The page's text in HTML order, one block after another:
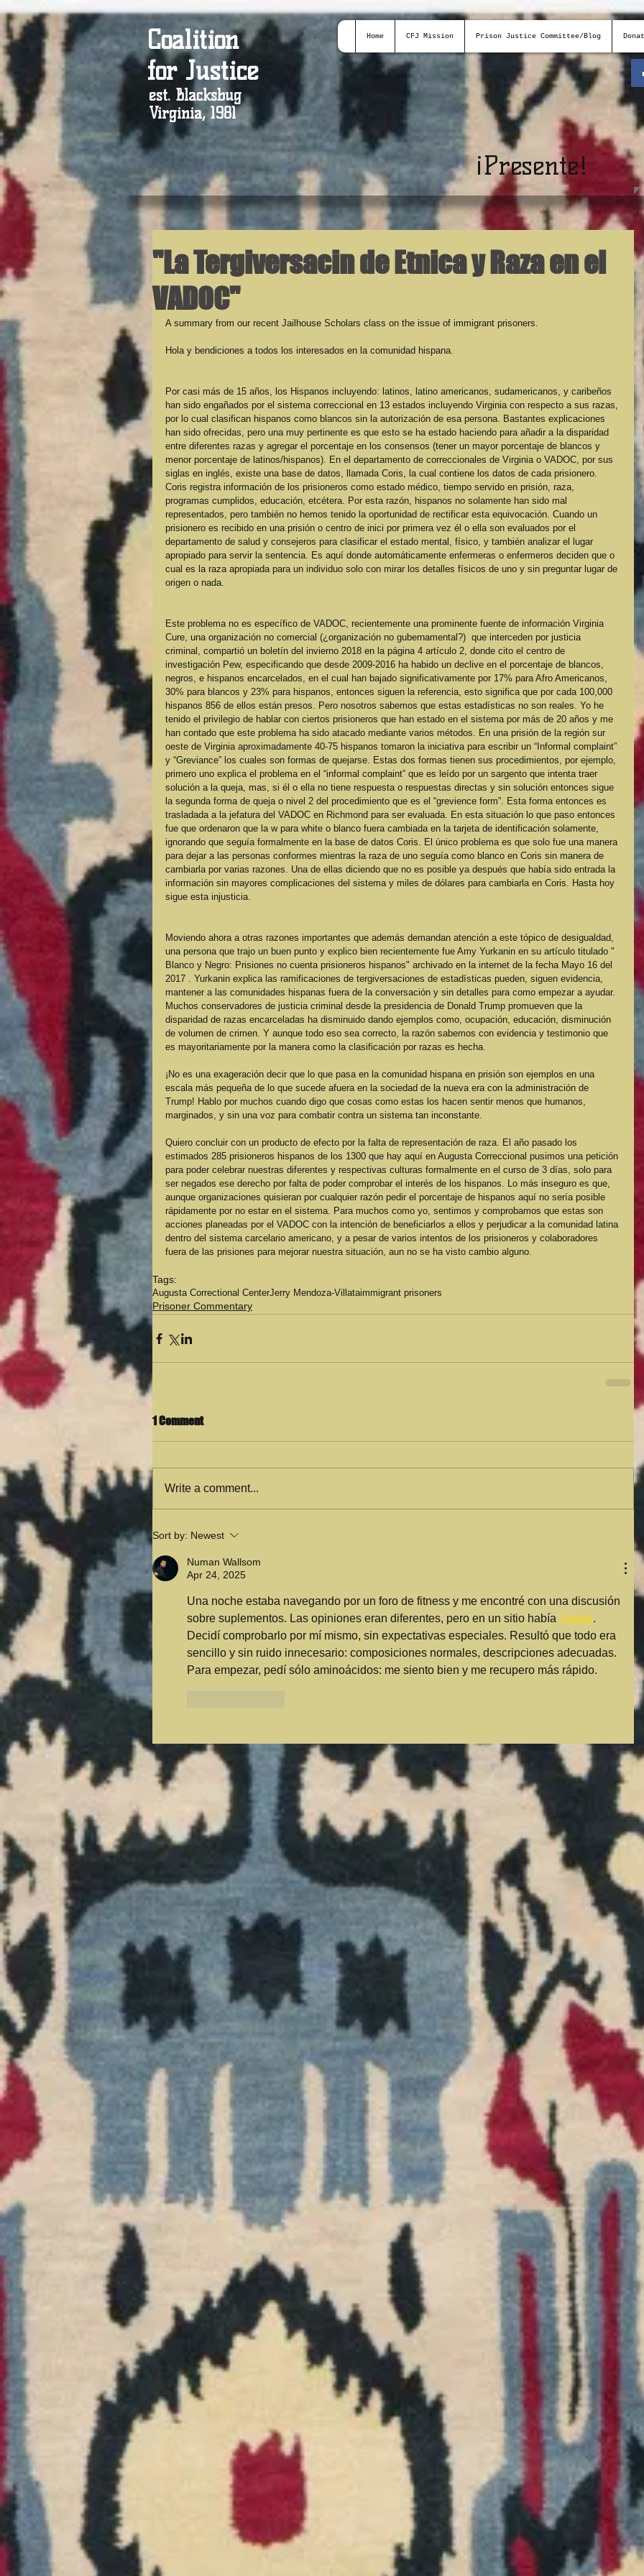
Coalition
for Justice
est. Blacksbug
Virginia, 1981
Home CFJ Mission Prison Justice Committee/Blog
¡Presente!
"La Tergiversacin de Etnica y Raza en el
VADOC"
A summary from our recent Jailhouse Scholars class on the issue of immigrant prisoners.
Hola y bendiciones a todos los interesados en la comunidad hispana.
Por casi más de 15 años, los Hispanos incluyendo: latinos, latino americanos, sudamericanos, y caribeños
han sido engañados por el sistema correccional en 13 estados incluyendo Virginia con respecto a sus razas,
por lo cual clasifican hispanos como blancos sin la autorización de esa persona. Bastantes explicaciones
han sido ofrecidas, pero una muy pertinente es que esto se ha estado haciendo para añadir a la disparidad
entre diferentes razas y agregar el porcentaje en los consensos (tener un mayor porcentaje de blancos y
menor porcentaje de latinos/hispanos). En el departamento de correccionales de Virginia o VADOC, por sus
siglas en inglés, existe una base de datos, llamada Coris, la cual contiene los datos de cada prisionero.
Coris registra información de los prisioneros como estado médico, tiempo servido en prisión, raza,
programas cumplidos, educación, etcétera. Por esta razón, hispanos no solamente han sido mal
representados, pero también no hemos tenido la oportunidad de rectificar esta equivocación. Cuando un
prisionero es recibido en una prisión o centro de inici por primera vez él o ella son evaluados por el
departamento de salud y consejeros para clasificar el estado mental, físico, y también analizar el lugar
apropiado para servir la sentencia. Es aquí donde automáticamente enfermeras o enfermeros deciden que o
cual es la raza apropiada para un individuo solo con mirar los detalles físicos de uno y sin preguntar lugar de
origen o nada.
Este problema no es específico de VADOC, recientemente una prominente fuente de información Virginia
Cure, una organización no comercial (¿organización no gubernamental?)  que interceden por justicia
criminal, compartió un boletín del invierno 2018 en la página 4 artículo 2, donde cito el centro de
investigación Pew, especificando que desde 2009-2016 ha habido un declive en el porcentaje de blancos,
negros, e hispanos encarcelados, en el cual han bajado significativamente por 17% para Afro Americanos,
30% para blancos y 23% para hispanos, entonces siguen la referencia, esto significa que por cada 100,000
hispanos 856 de ellos están presos. Pero nosotros sabemos que estas estadísticas no son reales. Yo he
tenido el privilegio de hablar con ciertos prisioneros que han estado en el sistema por más de 20 años y me
han contado que este problema ha sido atacado mediante varios métodos. En una prisión de la región sur
oeste de Virginia aproximadamente 40-75 hispanos tomaron la iniciativa para escribir un “Informal complaint”
y “Greviance” los cuales son formas de quejarse. Estas dos formas tienen sus procedimientos, por ejemplo,
primero uno explica el problema en el “informal complaint” que es leído por un sargento que intenta traer
solución a la queja, mas, si él o ella no tiene respuesta o respuestas directas y sin solución entonces sigue
la segunda forma de queja o nivel 2 del procedimiento que es el “grevience form”. Esta forma entonces es
trasladada a la jefatura del VADOC en Richmond para ser evaluada. En esta situación lo que paso entonces
fue que ordenaron que la w para white o blanco fuera cambiada en la tarjeta de identificación solamente,
ignorando que seguía formalmente en la base de datos Coris. El único problema es que solo fue una manera
para dejar a las personas conformes mientras la raza de uno seguía como blanco en Coris sin manera de
cambiarla por varias razones. Una de ellas diciendo que no es posible ya después que había sido entrada la
información sin mayores complicaciones del sistema y miles de dólares para cambiarla en Coris. Hasta hoy
sigue esta injusticia.
Moviendo ahora a otras razones importantes que además demandan atención a este tópico de desigualdad,
una persona que trajo un buen punto y explico bien recientemente fue Amy Yurkanin en su artículo titulado "
Blanco y Negro: Prisiones no cuenta prisioneros hispanos" archivado en la internet de la fecha Mayo 16 del
2017 . Yurkanin explica las ramificaciones de tergiversaciones de estadísticas pueden, siguen evidencia,
mantener a las comunidades hispanas fuera de la conversación y sin detalles para como empezar a ayudar.
Muchos conservadores de justicia criminal desde la presidencia de Donald Trump promueven que la
disparidad de razas encarceladas ha disminuido dando ejemplos como, ocupación, educación, disminución
de volumen de crimen. Y aunque todo eso sea correcto, la razón sabemos con evidencia y testimonio que
es mayoritariamente por la manera como la clasificación por razas es hecha.
¡No es una exageración decir que lo que pasa en la comunidad hispana en prisión son ejemplos en una
escala más pequeña de lo que sucede afuera en la sociedad de la nueva era con la administración de
Trump! Hablo por muchos cuando digo que cosas como estas los hacen sentir menos que humanos,
marginados, y sin una voz para combatir contra un sistema tan inconstante.
Quiero concluir con un producto de efecto por la falta de representación de raza. El año pasado los
estimados 285 prisioneros hispanos de los 1300 que hay aquí en Augusta Correccional pusimos una petición
para poder celebrar nuestras diferentes y respectivas culturas formalmente en el curso de 3 días, solo para
ser negados ese derecho por falta de poder comprobar el interés de los hispanos. Lo más inseguro es que,
aunque organizaciones quisieran por cualquier razón pedir el porcentaje de hispanos aquí no sería posible
rápidamente por no estar en el sistema. Para muchos como yo, sentimos y comprobamos que estas son
acciones planeadas por el VADOC con la intención de beneficiarlos a ellos y perjudicar a la comunidad latina
dentro del sistema carcelario americano, y a pesar de varios intentos de los prisioneros y colaboradores
fuera de las prisiones para mejorar nuestra situación, aun no se ha visto cambio alguno.
Tags:
Augusta Correctional CenterJerry Mendoza-Villataimmigrant prisoners
Prisoner Commentary
1 Comment
Write a comment...
Sort by: Newest
Numan Wallsom
Apr 24, 2025
Una noche estaba navegando por un foro de fitness y me encontré con una discusión
sobre suplementos. Las opiniones eran diferentes, pero en un sitio había Viagra.
Decidí comprobarlo por mí mismo, sin expectativas especiales. Resultó que todo era
sencillo y sin ruido innecesario: composiciones normales, descripciones adecuadas.
Para empezar, pedí sólo aminoácidos: me siento bien y me recupero más rápido.